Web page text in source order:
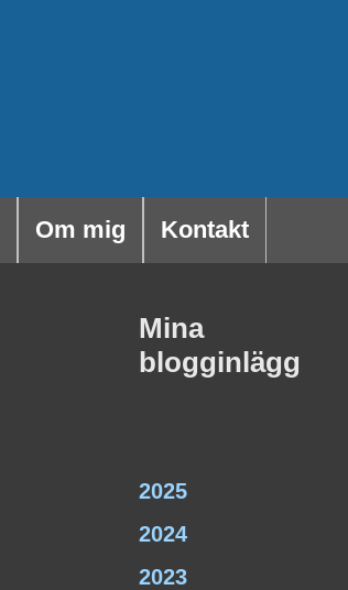
Om mig Kontakt
Mina
blogginlägg
2025
2024
2023